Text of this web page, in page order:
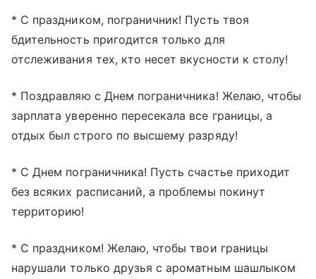
* С праздником, пограничник! Пусть твоя
бдительность пригодится только для
отслеживания тех, кто несет вкусности к столу!
* Поздравляю с Днем пограничника! Желаю, чтобы
зарплата уверенно пересекала все границы, а
отдых был строго по высшему разряду!
* С Днем пограничника! Пусть счастье приходит
без всяких расписаний, а проблемы покинут
территорию!
* С праздником! Желаю, чтобы твои границы
нарушали только друзья с ароматным шашлыком